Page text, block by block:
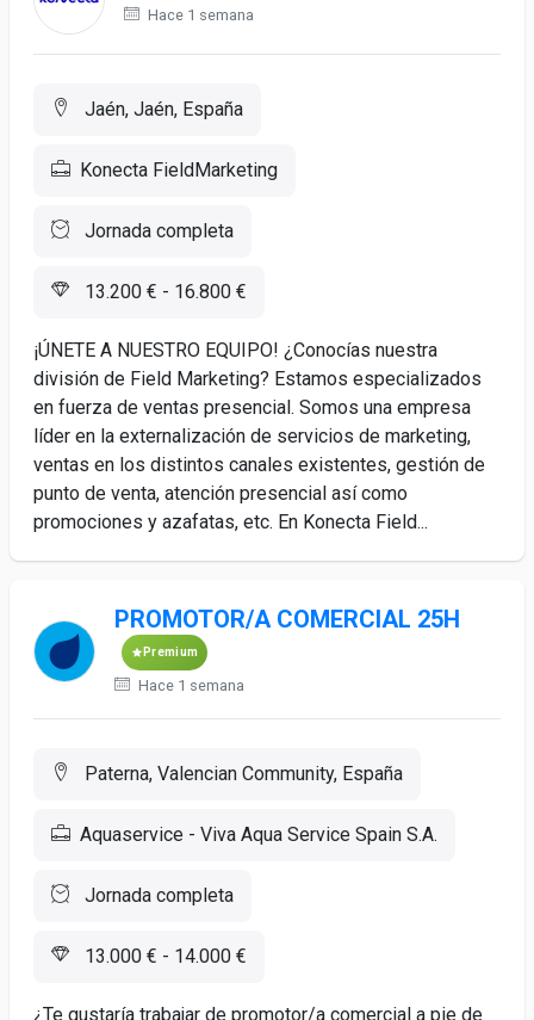
Hace 1 semana
Jaén, Jaén, España
Konecta FieldMarketing
Jornada completa
13.200 € - 16.800 €
¡ÚNETE A NUESTRO EQUIPO! ¿Conocías nuestra
división de Field Marketing? Estamos especializados
en fuerza de ventas presencial. Somos una empresa
líder en la externalización de servicios de marketing,
ventas en los distintos canales existentes, gestión de
punto de venta, atención presencial así como
promociones y azafatas, etc. En Konecta Field...
PROMOTOR/A COMERCIAL 25H
Premium
Hace 1 semana
Paterna, Valencian Community, España
Aquaservice - Viva Aqua Service Spain S.A.
Jornada completa
13.000 € - 14.000 €
¿Te gustaría trabajar de promotor/a comercial a pie de